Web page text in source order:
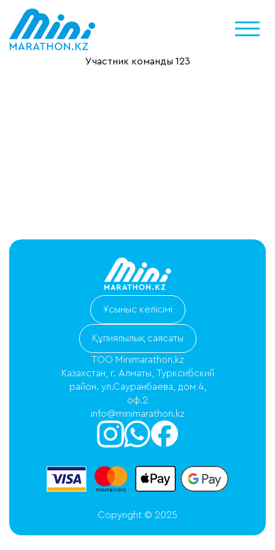
Участник команды 123
Ұсыныс келісімі
Құпиялылық саясаты
ТОО Minimarathon.kz
Казахстан, г. Алматы, Турксибский
район. ул.Сауранбаева, дом 4,
оф.2
info@minimarathon.kz
Copyright © 2025